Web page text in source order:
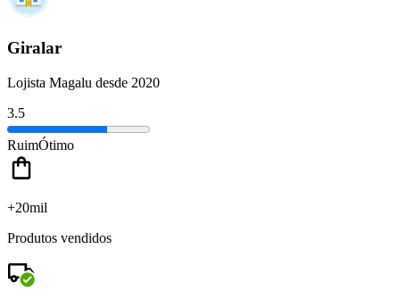
Giralar
Lojista Magalu desde 2020
3.5
RuimÓtimo
+20mil
Produtos vendidos